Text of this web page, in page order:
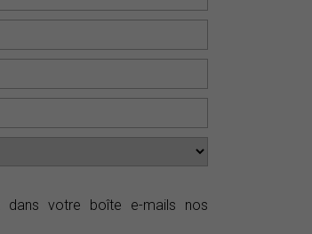
dans votre boîte e-mails nos